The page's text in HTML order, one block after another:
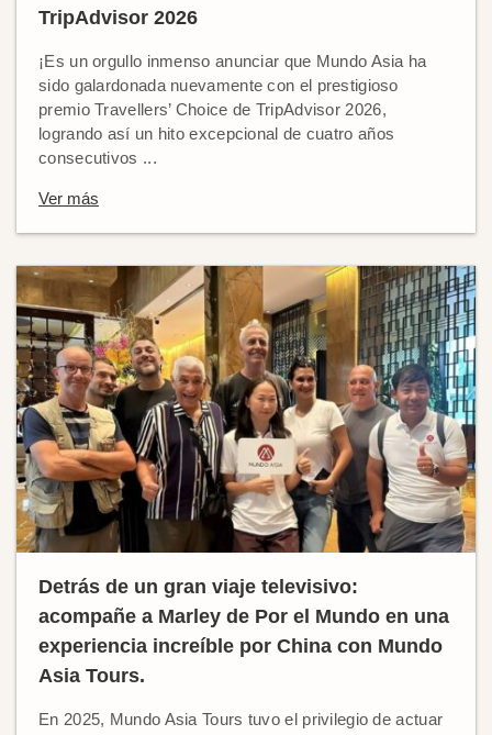
TripAdvisor 2026
¡Es un orgullo inmenso anunciar que Mundo Asia ha
sido galardonada nuevamente con el prestigioso
premio Travellers’ Choice de TripAdvisor 2026,
logrando así un hito excepcional de cuatro años
consecutivos ...
Ver más
Detrás de un gran viaje televisivo:
acompañe a Marley de Por el Mundo en una
experiencia increíble por China con Mundo
Asia Tours.
En 2025, Mundo Asia Tours tuvo el privilegio de actuar